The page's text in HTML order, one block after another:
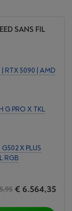
SANS FIL
| RTX 5090 | AMD
G PRO X TKL
X PLUS
RGB
€ 6.564,35